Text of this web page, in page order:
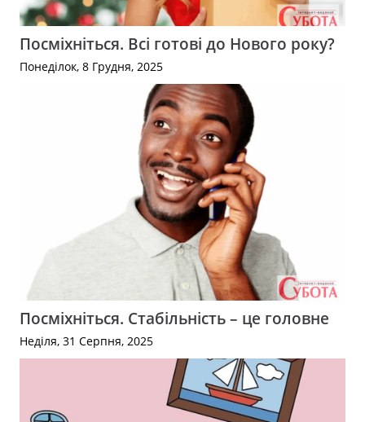
Посміхніться. Всі готові до Нового року?
Понеділок, 8 Грудня, 2025
Посміхніться. Стабільність – це головне
Неділя, 31 Серпня, 2025